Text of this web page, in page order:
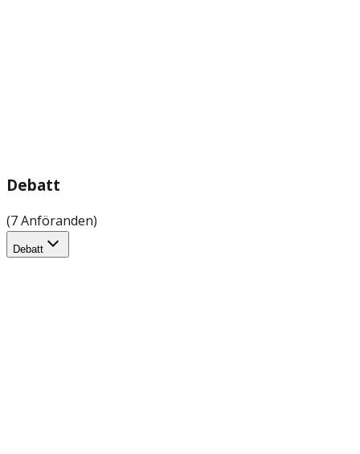
Debatt
(7 Anföranden)
Debatt